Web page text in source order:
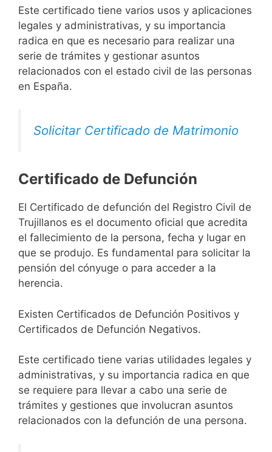
Este certificado tiene varios usos y aplicaciones
legales y administrativas, y su importancia
radica en que es necesario para realizar una
serie de trámites y gestionar asuntos
relacionados con el estado civil de las personas
en España.
Solicitar Certificado de Matrimonio
Certificado de Defunción
El Certificado de defunción del Registro Civil de
Trujillanos es el documento oficial que acredita
el fallecimiento de la persona, fecha y lugar en
que se produjo. Es fundamental para solicitar la
pensión del cónyuge o para acceder a la
herencia.
Existen Certificados de Defunción Positivos y
Certificados de Defunción Negativos.
Este certificado tiene varias utilidades legales y
administrativas, y su importancia radica en que
se requiere para llevar a cabo una serie de
trámites y gestiones que involucran asuntos
relacionados con la defunción de una persona.